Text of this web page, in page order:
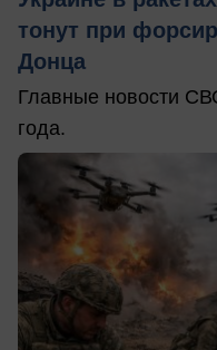
тонут при
Донца
Главные новости
года.